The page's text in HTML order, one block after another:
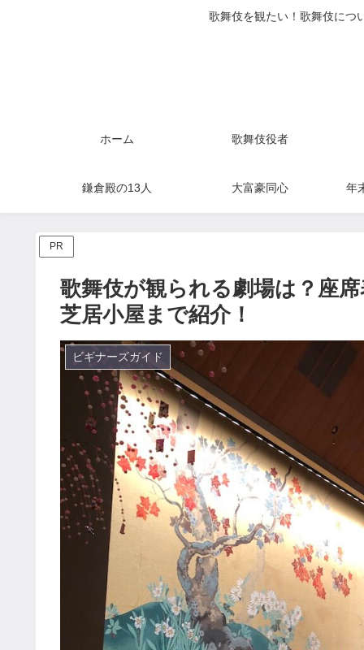
歌舞伎を観たい！歌舞伎につ
ホーム 歌舞伎役者
鎌倉殿の13人 大富豪同心 年
PR
歌舞伎が観られる劇場は？座
芝居小屋まで紹介！
ビギナーズガイド